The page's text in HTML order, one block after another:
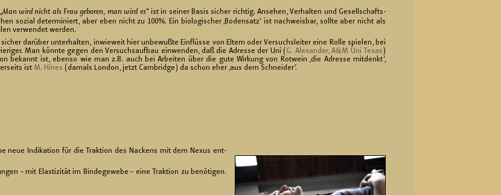
Man wird nicht als Frau ge­bo­ren, man wird es“ ist in sei­ner Basis si­cher rich­tig. An­se­hen, Ver­hal­ten und Ge­sell­schafts­
so­zi­al de­ter­mi­niert, aber eben nicht zu 100%. Ein bio­lo­gi­scher ‚Bo­den­satz‘ ist nach­weis­bar, soll­te aber nicht als
ver­wen­det wer­den.
dar­über un­ter­hal­ten, in­wie­weit hier un­be­wuß­te Ein­flüs­se von El­tern oder Ver­suchs­lei­ter eine Rolle spie­len, bei
Man könn­te gegen den Ver­suchs­auf­bau ein­wen­den, daß die Adres­se der Uni ( G. Alex­an­der, A&M Uni Texas )
be­kannt ist, eben­so wie man z.B. auch bei Ar­bei­ten über die gute Wir­kung von Rot­wein ‚die Adres­se mit­denkt‘,
ist M. Hines (da­mals Lon­don, jetzt Cam­bridge) da schon eher ‚aus dem Schnei­der‘.
neue In­di­ka­ti­on für die Trak­ti­on des Na­ckens mit dem Nexus ent­
– mit Elas­ti­zi­tät im Bin­de­ge­we­be – eine Trak­ti­on zu be­nö­ti­gen.